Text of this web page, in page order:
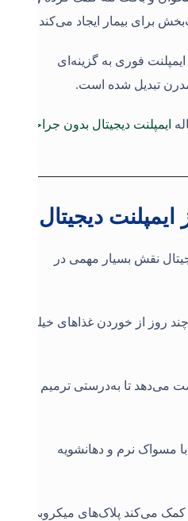
برای بیمار ایجاد می‌کند.
فوری به گزینه‌ای
تبدیل شده است.
ایمپلنت دیجیتال بدون جراحی
دیجیتال
نقش بسیار مهمی در
چند روز از خوردن غذاهای خیلی
می‌دهد تا به‌درستی ترمیم
مسواک نرم و دهانشویه
کمک می‌کند پلاک‌های میکروبی